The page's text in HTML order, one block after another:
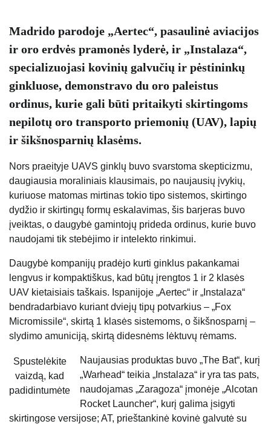
Madrido parodoje „Aertec“, pasaulinė aviacijos
ir oro erdvės pramonės lyderė, ir „Instalaza“,
specializuojasi kovinių galvučių ir pėstininkų
ginkluose, demonstravo du oro paleistus
ordinus, kurie gali būti pritaikyti skirtingoms
nepilotų oro transporto priemonių (UAV), lapių
ir šikšnosparnių klasėms.
Nors praeityje UAVS ginklų buvo svarstoma skepticizmu,
daugiausia moraliniais klausimais, po naujausių įvykių,
kuriuose matomas mirtinas tokio tipo sistemos, skirtingo
dydžio ir skirtingų formų eskalavimas, šis barjeras buvo
įveiktas, o daugybė gamintojų prideda ordinus, kurie buvo
naudojami tik stebėjimo ir intelekto rinkimui.
Daugybė kompanijų pradėjo kurti ginklus pakankamai
lengvus ir kompaktiškus, kad būtų įrengtos 1 ir 2 klasės
UAV kietaisiais taškais. Ispanijoje „Aertec“ ir „Instalaza“
bendradarbiavo kuriant dviejų tipų potvarkius – „Fox
Micromissile“, skirtą 1 klasės sistemoms, o šikšnosparnį –
slydimo amuniciją, skirtą didesnėms lėktuvų rėmams.
Spustelėkite
vaizdą, kad
padidintumėte
Naujausias produktas buvo „The Bat“, kurį
„Warhead“ teikia „Instalaza“ ir yra tas pats,
naudojamas „Zaragoza“ įmonėje „Alcotan
Rocket Launcher“, kurį galima įsigyti
skirtingose ​​versijose; AT, prieštankinė kovinė galvutė su